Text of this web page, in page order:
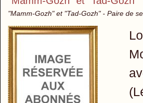
"Mamm-Gozh" et "Tad-Gozh" - Paire de